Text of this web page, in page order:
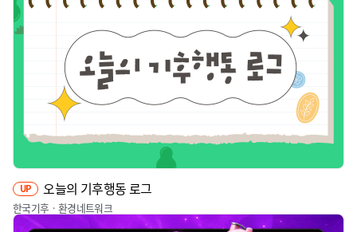
기타
UP 오늘의 기후행동 로그
한국기후ㆍ환경네트워크